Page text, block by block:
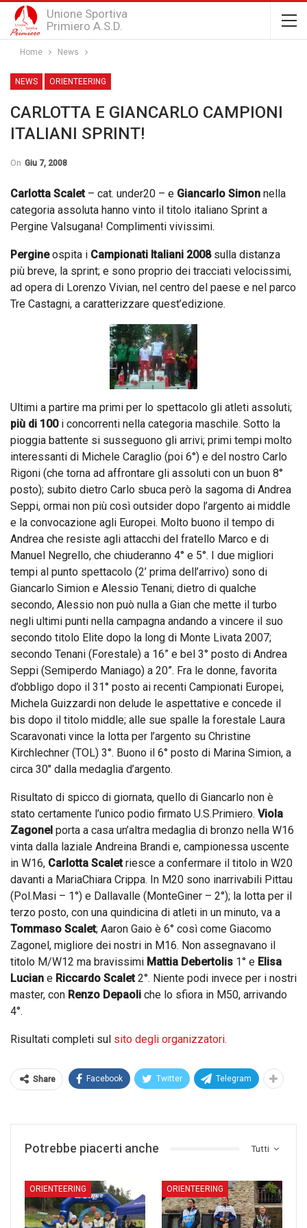
Unione Sportiva
Primiero A.S.D.
Home News
NEWS ORIENTEERING
CARLOTTA E GIANCARLO CAMPIONI
ITALIANI SPRINT!
On Giu 7, 2008
Carlotta Scalet – cat. under20 – e Giancarlo Simon nella
categoria assoluta hanno vinto il titolo italiano Sprint a
Pergine Valsugana! Complimenti vivissimi.
Pergineospita i Campionati Italiani 2008sulla distanza
più breve, la sprint; e sono proprio dei tracciati velocissimi,
ad opera di Lorenzo Vivian, nel centro del paese e nel parco
Tre Castagni, a caratterizzare quest’edizione.
Ultimi a partire ma primi per lo spettacolo gli atleti assoluti;
più di 100 i concorrenti nella categoria maschile. Sotto la
pioggia battente si susseguono gli arrivi; primi tempi molto
interessanti di Michele Caraglio (poi 6°) e del nostro Carlo
Rigoni (che torna ad affrontare gli assoluti con un buon 8°
posto); subito dietro Carlo sbuca però la sagoma di Andrea
Seppi, ormai non più così outsider dopo l’argento ai middle
e la convocazione agli Europei. Molto buono il tempo di
Andrea che resiste agli attacchi del fratello Marco e di
Manuel Negrello, che chiuderanno 4° e 5°. I due migliori
tempi al punto spettacolo (2’ prima dell’arrivo) sono di
Giancarlo Simion e Alessio Tenani; dietro di qualche
secondo, Alessio non può nulla a Gian che mette il turbo
negli ultimi punti nella campagna andando a vincere il suo
secondo titolo Elite dopo la long di Monte Livata 2007;
secondo Tenani (Forestale) a 16” e bel 3° posto di Andrea
Seppi (Semiperdo Maniago) a 20”. Fra le donne, favorita
d’obbligo dopo il 31° posto ai recenti Campionati Europei,
Michela Guizzardi non delude le aspettative e concede il
bis dopo il titolo middle; alle sue spalle la forestale Laura
Scaravonati vince la lotta per l’argento su Christine
Kirchlechner (TOL) 3°. Buono il 6° posto di Marina Simion, a
circa 30″ dalla medaglia d’argento.
Risultato di spicco di giornata, quello di Giancarlo non è
stato certamente l’unico podio firmato U.S.Primiero. Viola
Zagonel porta a casa un’altra medaglia di bronzo nella W16
vinta dalla laziale Andreina Brandi e, campionessa uscente
in W16, Carlotta Scaletriesce a confermare il titolo in W20
davanti a MariaChiara Crippa. In M20 sono inarrivabili Pittau
(Pol.Masi – 1°) e Dallavalle (MonteGiner – 2°); la lotta per il
terzo posto, con una quindicina di atleti in un minuto, va a
Tommaso Scalet; Aaron Gaio è 6° così come Giacomo
Zagonel, migliore dei nostri in M16. Non assegnavano il
titolo M/W12 ma bravissimi Mattia Debertolis 1° e Elisa
Lucian e Riccardo Scalet2°. Niente podi invece per i nostri
master, con Renzo Depaoli che lo sfiora in M50, arrivando
4°.
Risultati completi sul sito degli organizzatori.
Share Facebook Twitter Telegram
Tutti
Potrebbe piacerti anche
ORIENTEERING ORIENTEERING